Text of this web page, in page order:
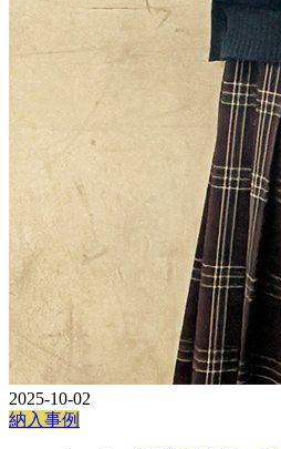
2025-10-02
納入事例